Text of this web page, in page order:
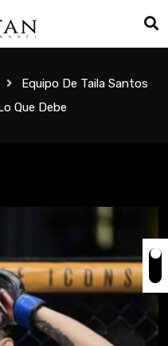
Equipo De Taila Santos
Que Debe